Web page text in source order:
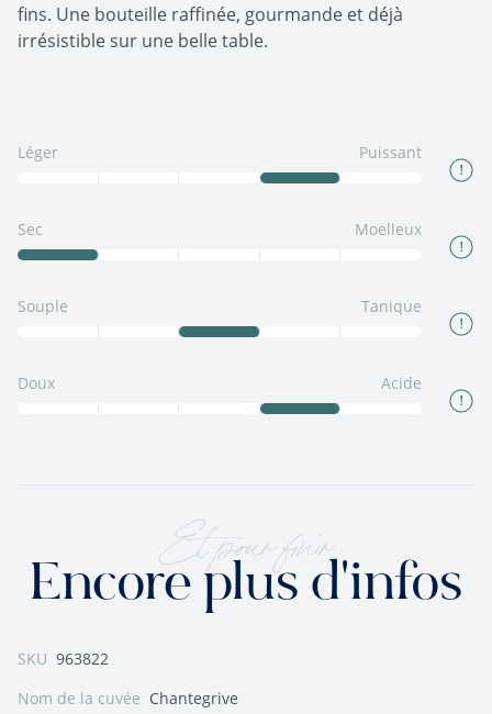
fins. Une bouteille raffinée, gourmande et déjà
irrésistible sur une belle table.
Léger Puissant
Sec Moelleux
Souple Tanique
Doux Acide
Et pour finir
Encore plus d'infos
SKU 963822
Nom de la cuvée Chantegrive